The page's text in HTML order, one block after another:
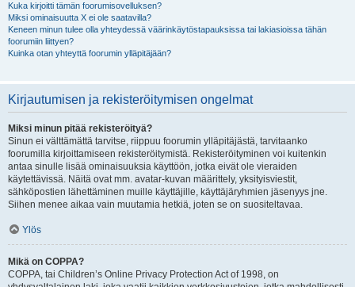
Kuka kirjoitti tämän foorumisovelluksen?
Miksi ominaisuutta X ei ole saatavilla?
Keneen minun tulee olla yhteydessä väärinkäytöstapauksissa tai lakiasioissa tähän
foorumiin liittyen?
Kuinka otan yhteyttä foorumin ylläpitäjään?
Kirjautumisen ja rekisteröitymisen ongelmat
Miksi minun pitää rekisteröityä?
Sinun ei välttämättä tarvitse, riippuu foorumin ylläpitäjästä, tarvitaanko
foorumilla kirjoittamiseen rekisteröitymistä. Rekisteröityminen voi kuitenkin
antaa sinulle lisää ominaisuuksia käyttöön, jotka eivät ole vieraiden
käytettävissä. Näitä ovat mm. avatar-kuvan määrittely, yksityisviestit,
sähköpostien lähettäminen muille käyttäjille, käyttäjäryhmien jäsenyys jne.
Siihen menee aikaa vain muutamia hetkiä, joten se on suositeltavaa.
Ylös
Mikä on COPPA?
COPPA, tai Children’s Online Privacy Protection Act of 1998, on